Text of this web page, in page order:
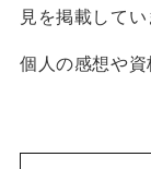
見を掲載してい
個人の感想や資